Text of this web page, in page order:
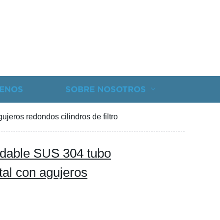
SOBRE NOSOTROS
redondos cilindros de filtro
SUS 304 tubo
con agujeros